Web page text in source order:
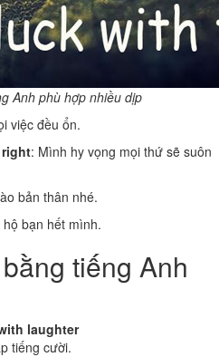
Anh phù hợp nhiều dịp
việc đều ổn.
: Mình hy vọng mọi thứ sẽ suôn
bản thân nhé.
hộ bạn hết mình.
tiếng Anh
laughter
tiếng cười.